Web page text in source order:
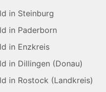
in Steinburg
in Paderborn
in Enzkreis
in Dillingen (Donau)
in Rostock (Landkreis)